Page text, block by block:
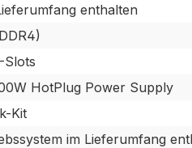
enthalten
Slots
HotPlug Power Supply
Kit
im Lieferumfang